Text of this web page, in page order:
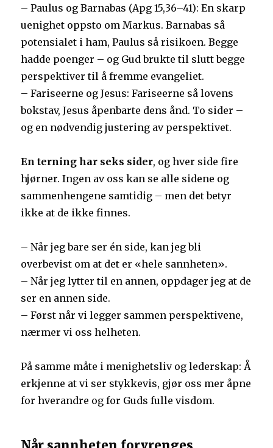
– Paulus og Barnabas (Apg 15,36–41): En skarp
uenighet oppsto om Markus. Barnabas så
potensialet i ham, Paulus så risikoen. Begge
hadde poenger – og Gud brukte til slutt begge
perspektiver til å fremme evangeliet.
– Fariseerne og Jesus: Fariseerne så lovens
bokstav, Jesus åpenbarte dens ånd. To sider –
og en nødvendig justering av perspektivet.
En terning har seks sider, og hver side fire
hjørner. Ingen av oss kan se alle sidene og
sammenhengene samtidig – men det betyr
ikke at de ikke finnes.
– Når jeg bare ser én side, kan jeg bli
overbevist om at det er «hele sannheten».
– Når jeg lytter til en annen, oppdager jeg at de
ser en annen side.
– Først når vi legger sammen perspektivene,
nærmer vi oss helheten.
På samme måte i menighetsliv og lederskap: Å
erkjenne at vi ser stykkevis, gjør oss mer åpne
for hverandre og for Guds fulle visdom.